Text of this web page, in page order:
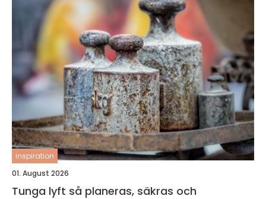
inspiration
01. August 2026
Tunga lyft så planeras, säkras och